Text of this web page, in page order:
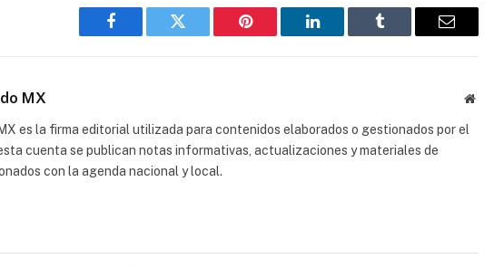
Facebook Gorjeo Pinterest LinkedIn Tumblr
Correo
MX
Sitio
es la firma editorial utilizada para contenidos elaborados o gestionados por el
cuenta se publican notas informativas, actualizaciones y materiales de
con la agenda nacional y local.